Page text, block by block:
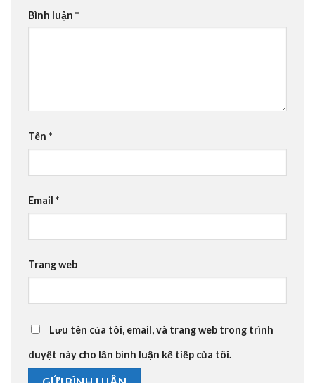
Bình luận *
Tên *
Email *
Trang web
Lưu tên của tôi, email, và trang web trong trình
duyệt này cho lần bình luận kế tiếp của tôi.